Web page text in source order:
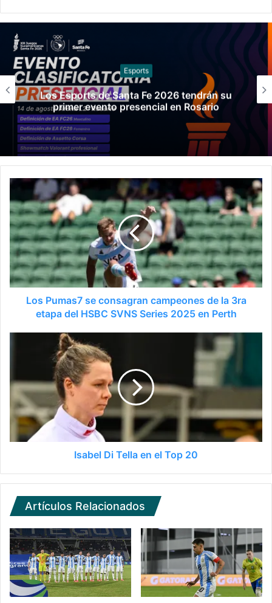
Básquet
Argentina venció a Paraguay y clasificó a la
Americup
Los Pumas7 se consagran campeones de la 3ra
etapa del HSBC SVNS Series 2025 en Perth
Isabel Di Tella en el Top 20
Artículos Relacionados